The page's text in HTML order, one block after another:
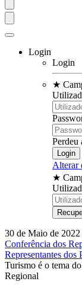
Login
Login
★
Perdeu
Alterar
★
30 de Maio de 2022
Conferência dos
Representantes dos
Turismo é o tema
Regional